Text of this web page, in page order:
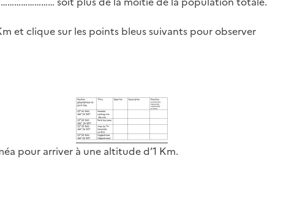
et clique sur les points bleus suivants pour observer
pour arriver à une altitude d’1 Km.